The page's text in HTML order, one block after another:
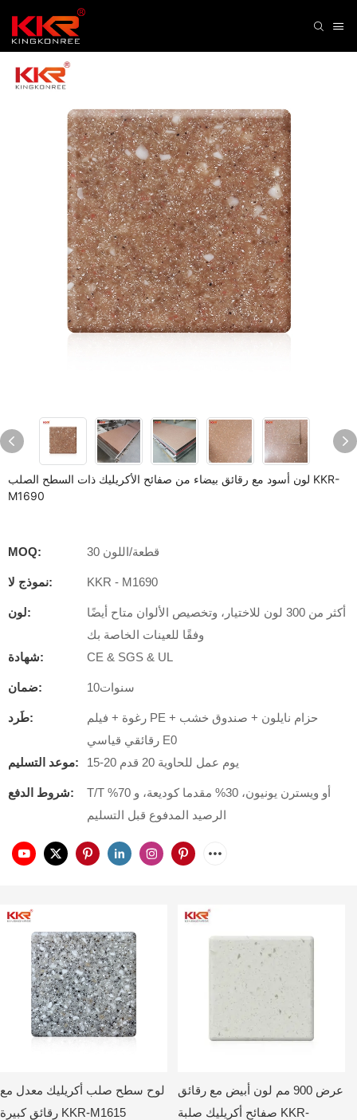
لون أسود مع رقائق بيضاء من صفائح الأكريليك ذات السطح الصلب KKR-
M1690
MOQ: 30 قطعة/اللون
نموذج لا: KKR - M1690
لون:
أكثر من 300 لون للاختيار، وتخصيص الألوان متاح أيضًا
وفقًا للعينات الخاصة بك
شهادة:
CE & SGS & UL
ضمان: سنوات10
طَرد:
رغوة + فيلم PE + حزام نايلون + صندوق خشب
رقائقي قياسي E0
موعد التسليم:
15-20 يوم عمل للحاوية 20 قدم
شروط الدفع:
T/T أو ويسترن يونيون، 30% مقدما كوديعة، و 70%
الرصيد المدفوع قبل التسليم
لوح سطح صلب أكريليك معدل مع
رقائق كبيرة KKR-M1615
عرض 900 مم لون أبيض مع رقائق
صفائح أكريليك صلبة KKR-